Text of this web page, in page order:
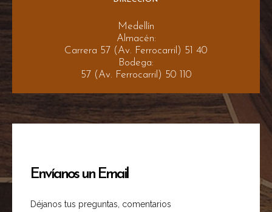
Medellín
Almacén:
Carrera 57 (Av. Ferrocarril) 51 40
Bodega:
57 (Av. Ferrocarril) 50 110
Envíanos un Email
Déjanos tus preguntas, comentarios